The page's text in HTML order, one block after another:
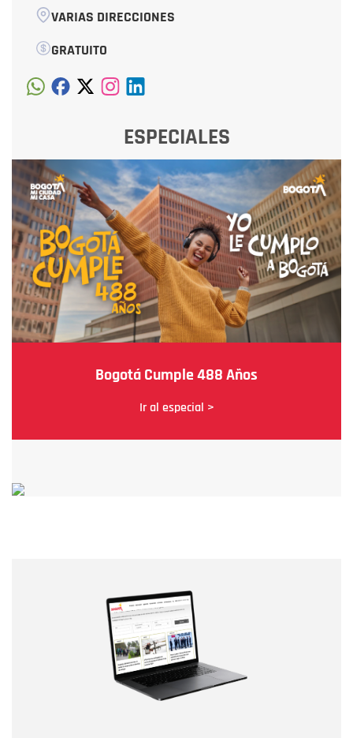
VARIAS DIRECCIONES
GRATUITO
ESPECIALES
Bogotá Cumple 488 Años
Ir al especial >
Correo electrónico
Tipo de comentario